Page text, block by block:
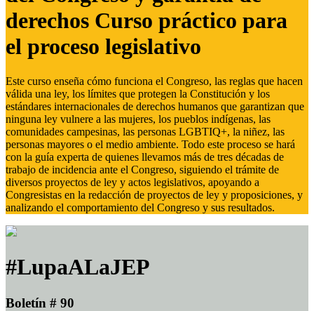
derechos Curso práctico para
el proceso legislativo
Este curso enseña cómo funciona el Congreso, las reglas que hacen
válida una ley, los límites que protegen la Constitución y los
estándares internacionales de derechos humanos que garantizan que
ninguna ley vulnere a las mujeres, los pueblos indígenas, las
comunidades campesinas, las personas LGBTIQ+, la niñez, las
personas mayores o el medio ambiente. Todo este proceso se hará
con la guía experta de quienes llevamos más de tres décadas de
trabajo de incidencia ante el Congreso, siguiendo el trámite de
diversos proyectos de ley y actos legislativos, apoyando a
Congresistas en la redacción de proyectos de ley y proposiciones, y
analizando el comportamiento del Congreso y sus resultados.
#LupaALaJEP
Boletín # 90